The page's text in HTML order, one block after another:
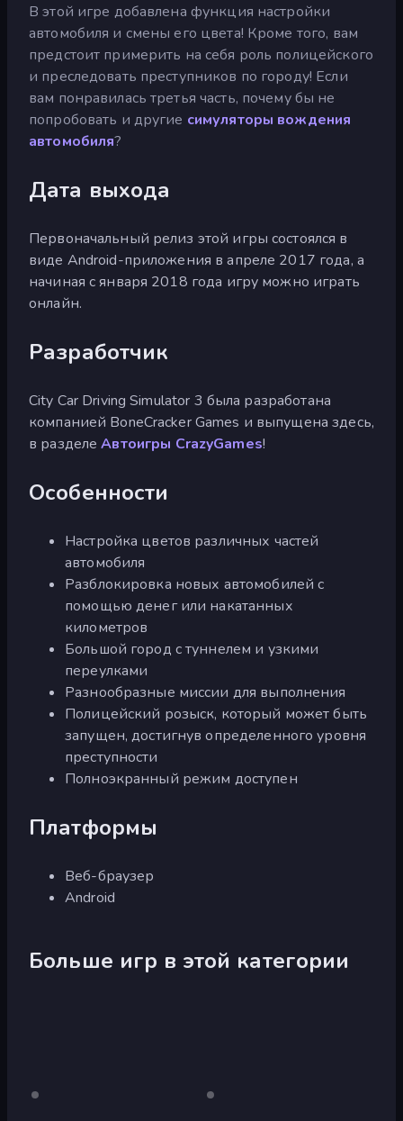
В этой игре добавлена функция настройки
автомобиля и смены его цвета! Кроме того, вам
предстоит примерить на себя роль полицейского
и преследовать преступников по городу! Если
вам понравилась третья часть, почему бы не
попробовать и другие симуляторы вождения
автомобиля?
Дата выхода
Первоначальный релиз этой игры состоялся в
виде Android-приложения в апреле 2017 года, а
начиная с января 2018 года игру можно играть
онлайн.
Разработчик
City Car Driving Simulator 3 была разработана
компанией BoneCracker Games и выпущена здесь,
в разделеАвтоигры CrazyGames!
Особенности
Настройка цветов различных частей
автомобиля
Разблокировка новых автомобилей с
помощью денег или накатанных
километров
Большой город с туннелем и узкими
переулками
Разнообразные миссии для выполнения
Полицейский розыск, который может быть
запущен, достигнув определенного уровня
преступности
Полноэкранный режим доступен
Платформы
Веб-браузер
Android
Больше игр в этой категории
City
Только
City
Только